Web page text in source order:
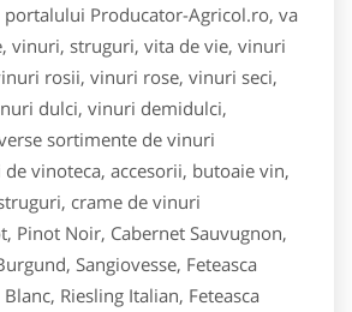
Producator-Agricol.ro, va
vinuri, struguri, vita de vie, vinuri
rosii, vinuri rose, vinuri seci,
dulci, vinuri demidulci,
sortimente de vinuri
vinoteca, accesorii, butoaie vin,
crame de vinuri
Pinot Noir, Cabernet Sauvugnon,
Sangiovesse, Feteasca
Riesling Italian, Feteasca